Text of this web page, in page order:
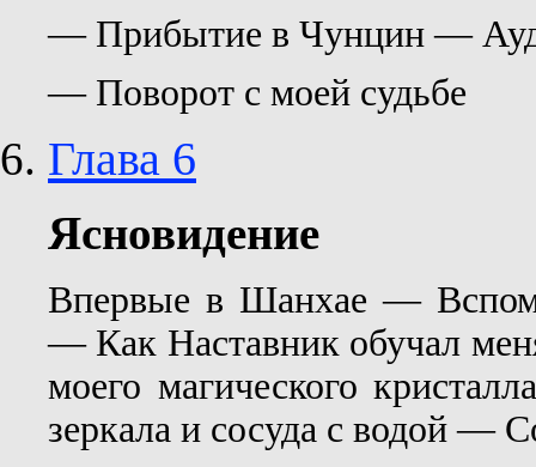
— Прибытие в Чунцин —
— Поворот с моей судьбе
Глава 6
Ясновидение
Впервые в Шанхае —
— Как Наставник обучал
моего магического
зеркала и сосуда с водой —